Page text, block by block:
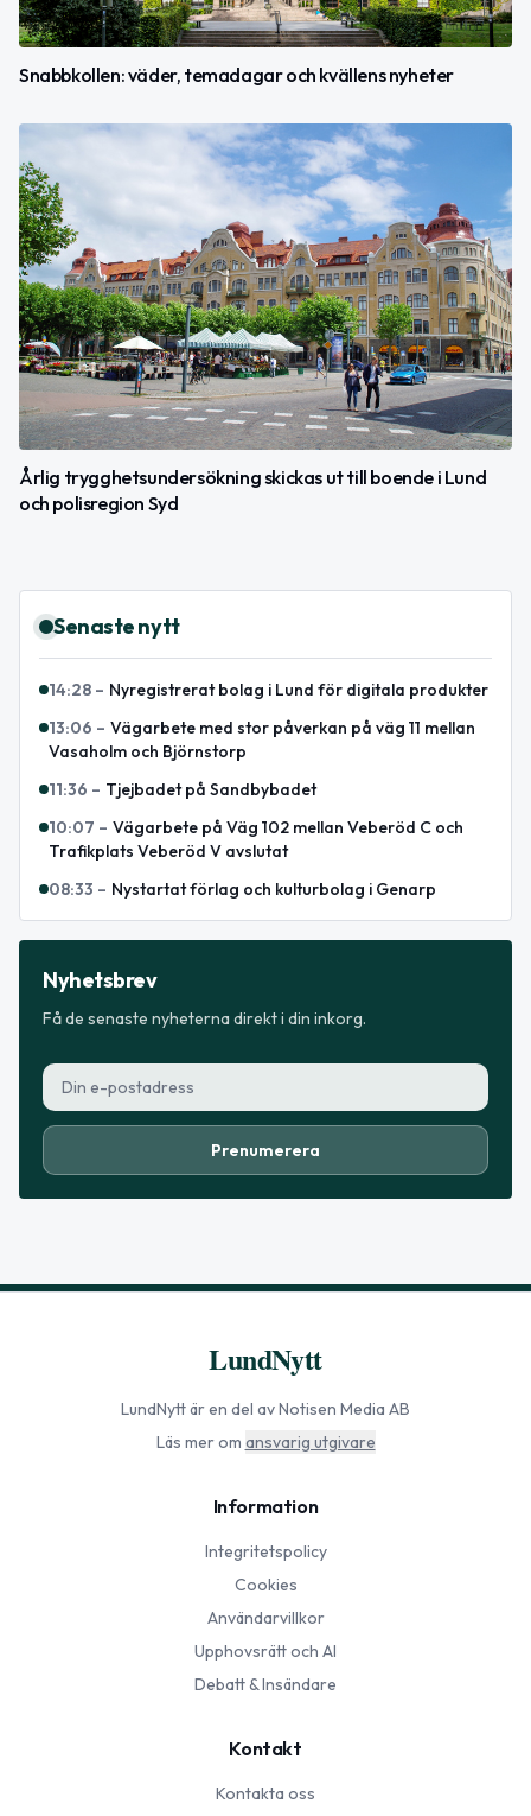
Snabbkollen: väder, temadagar och kvällens nyheter
Årlig trygghetsundersökning skickas ut till boende i Lund
och polisregion Syd
Senaste nytt
14:28 – Nyregistrerat bolag i Lund för digitala produkter
13:06 – Vägarbete med stor påverkan på väg 11 mellan
Vasaholm och Björnstorp
11:36 – Tjejbadet på Sandbybadet
10:07 – Vägarbete på Väg 102 mellan Veberöd C och
Trafikplats Veberöd V avslutat
08:33 – Nystartat förlag och kulturbolag i Genarp
Nyhetsbrev
Få de senaste nyheterna direkt i din inkorg.
Prenumerera
LundNytt
LundNyttär en del av Notisen Media AB
Läs mer om ansvarig utgivare
Information
Integritetspolicy
Cookies
Användarvillkor
Upphovsrätt och AI
Debatt & Insändare
Kontakt
Kontakta oss